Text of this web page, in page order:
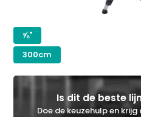
300cm
⅝"
Is dit de beste
Doe de keuzehulp en